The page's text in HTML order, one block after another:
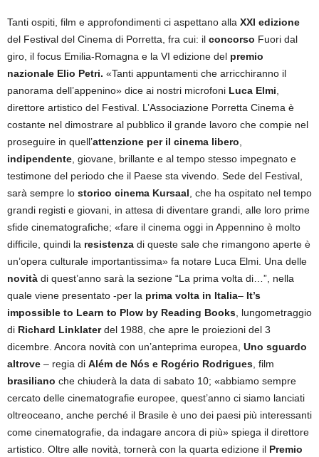
Tanti ospiti, film e approfondimenti ci aspettano alla XXI edizione
del Festival del Cinema di Porretta, fra cui: il concorso Fuori dal
giro, il focus Emilia-Romagna e la VI edizione del premio
nazionale Elio Petri. «Tanti appuntamenti che arricchiranno il
panorama dell’appenino» dice ai nostri microfoni Luca Elmi,
direttore artistico del Festival. L’Associazione Porretta Cinema è
costante nel dimostrare al pubblico il grande lavoro che compie nel
proseguire in quell’attenzione per il cinema libero,
indipendente, giovane, brillante e al tempo stesso impegnato e
testimone del periodo che il Paese sta vivendo. Sede del Festival,
sarà sempre lo storico cinema Kursaal, che ha ospitato nel tempo
grandi registi e giovani, in attesa di diventare grandi, alle loro prime
sfide cinematografiche; «fare il cinema oggi in Appennino è molto
difficile, quindi la resistenza di queste sale che rimangono aperte è
un’opera culturale importantissima» fa notare Luca Elmi. Una delle
novità di quest’anno sarà la sezione “La prima volta di…”, nella
quale viene presentato -per la prima volta in Italia– It’s
impossible to Learn to Plow by Reading Books, lungometraggio
di Richard Linklaterdel 1988, che apre le proiezioni del 3
dicembre. Ancora novità con un’anteprima europea, Uno sguardo
altrove – regia di Além de Nós e Rogério Rodrigues, film
brasiliano che chiuderà la data di sabato 10; «abbiamo sempre
cercato delle cinematografie europee, quest’anno ci siamo lanciati
oltreoceano, anche perché il Brasile è uno dei paesi più interessanti
come cinematografie, da indagare ancora di più» spiega il direttore
artistico. Oltre alle novità, tornerà con la quarta edizione il Premio